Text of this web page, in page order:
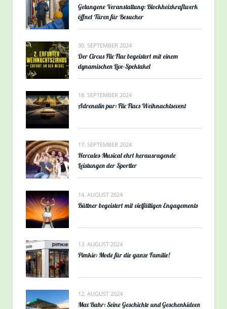
Gelungene Veranstaltung: Blockheizkraftwerk
öffnet Türen für Besucher
30. SEPTEMBER 2024
Der Circus Flic Flac begeistert mit einem
dynamischen Live-Spektakel
18. SEPTEMBER 2024
Adrenalin pur: Flic Flacs Weihnachtsevent
17. SEPTEMBER 2024
Hercules-Musical ehrt herausragende
Leistungen der Sportler
14. AUGUST 2024
Büttner begeistert mit vielfältigen Engagements
13. AUGUST 2024
Pimkie: Mode für die ganze Familie!
12. AUGUST 2024
Max Bahr: Seine Geschichte und Geschenkideen